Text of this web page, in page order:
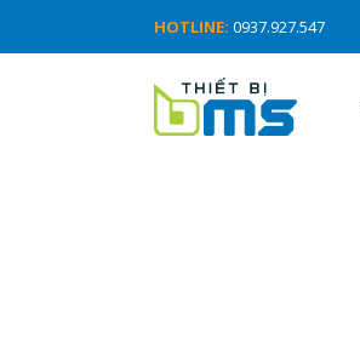
HOTLINE: 0937.927.547